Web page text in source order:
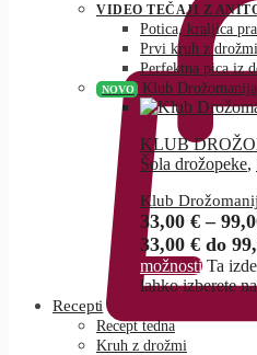
VIDEO TEČAJI Z
Potica, kraljica
Prvi kruh z drožmi
Perfektna pica iz
NOVO Klub Drožomanija
KLUB
Šola drožopeke,
Klub
33,00 € –
33,00 € do
možnosti Ta
lahko izberete
Recepti
Recept tedna
Kruh z drožmi